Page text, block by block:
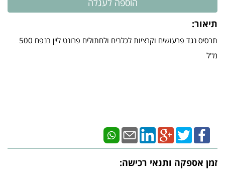
תיאור:
תרסיס נגד פרעושים וקרציות לכלבים ולחתולים פרונט ליין בנפח 500
מ"ל
זמן אספקה ותנאי רכישה: